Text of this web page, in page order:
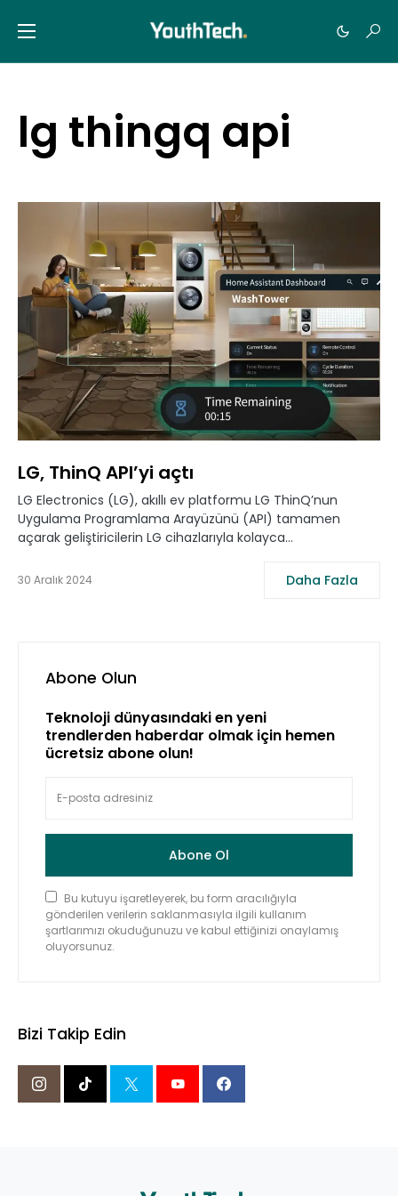
lg thingq api
LG, ThinQ API’yi açtı
LG Electronics (LG), akıllı ev platformu LG ThinQ’nun
Uygulama Programlama Arayüzünü (API) tamamen
açarak geliştiricilerin LG cihazlarıyla kolayca…
30 Aralık 2024 Daha Fazla
Abone Olun
Teknoloji dünyasındaki en yeni
trendlerden haberdar olmak için hemen
ücretsiz abone olun!
Abone Ol
Bu kutuyu işaretleyerek, bu form aracılığıyla
gönderilen verilerin saklanmasıyla ilgili kullanım
şartlarımızı okuduğunuzu ve kabul ettiğinizi onaylamış
oluyorsunuz.
Bizi Takip Edin